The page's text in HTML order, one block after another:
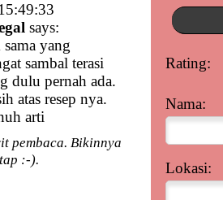
says:
yang
sambal terasi
dulu pernah ada.
atas resep nya.
arti
pembaca. Bikinnya
:-).
Rating:
Nama:
Lokasi: